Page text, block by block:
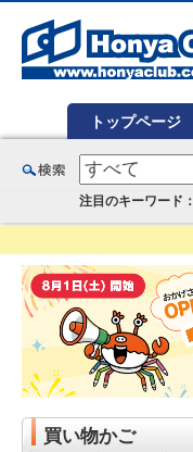
トップページ
注目のキーワード：
ど在庫も充実
買い物かご